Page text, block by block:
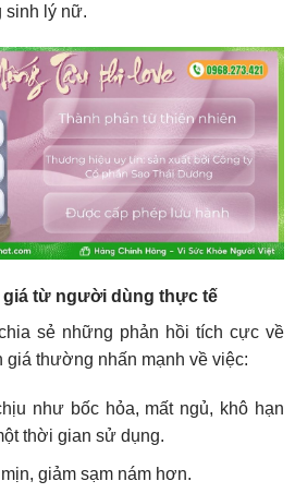
sinh lý nữ.
giá từ người dùng thực tế
sẻ những phản hồi tích cực về
giá thường nhấn mạnh về việc:
như bốc hỏa, mất ngủ, khô hạn
thời gian sử dụng.
giảm sạm nám hơn.